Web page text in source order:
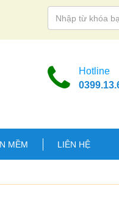
Hotline
MỀM LIÊN HỆ